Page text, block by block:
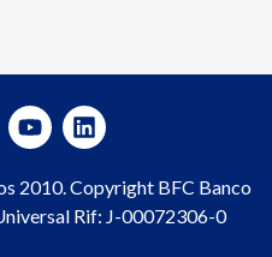
2010. Copyright BFC Banco
Rif: J-00072306-0